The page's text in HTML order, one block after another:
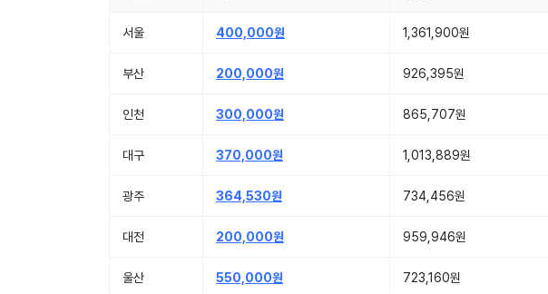
서울 400,000원 1,361,900원
부산 200,000원 926,395원
인천 300,000원 865,707원
대구 370,000원 1,013,889원
광주 364,530원 734,456원
대전 200,000원 959,946원
울산 550,000원 723,160원